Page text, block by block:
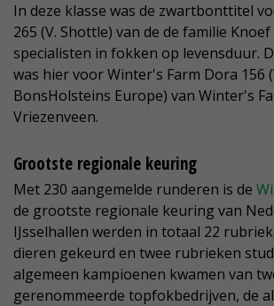
In deze klasse was de zwartbonttitel
265 (V. Shottle) van de de familie
specialisten in fokken op levensduur.
was hier voor Winter's Farm Dora 156
BonsHolsteins Europe) van Winter's
Vriezenveen.
Grootste regionale keuring
Met 230 aangemelde runderen is de
de grootste regionale keuring van
IJsselhallen werden in totaal 22
dieren gekeurd en twee rubrieken
algemeen kampioenen kwamen van
gerenommeerde topfokbedrijven, de al